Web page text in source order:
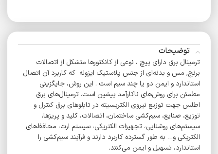
توضیحات
ترمینال برق دارای پیچ ، نوعی از کانکتورها متشکل از اتصالات
برنج, مس و بدنه‌ای از جنس پلاستیک ایزوله که کاربرد آن اتصال
استاندارد و ایمن دو یا چند سیم است . این روش، جایگزینی
مطمئن برای روش‌های ناکارآمد پیشین است. ترمینال‌های برق
اطلس جهت توزیع نیروی الکتریسیته در تابلوهای برق کنترل و
توزیع، صنایع، سیم‌کشی ساختمان، اتصالات، کلید و پریزها،
سیستم‌های روشنایی، تجهیزات الکتریکی، سیستم ارت، محافظ‌های
الکتریکی و… به طور گسترده کاربرد دارند و فرآیند سیم‌کشی را
استاندارد، تسهیل و ایمن می‌کنند.